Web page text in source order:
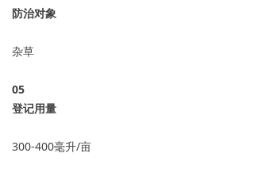
防治对象
杂草
05
登记用量
300-400毫升/亩